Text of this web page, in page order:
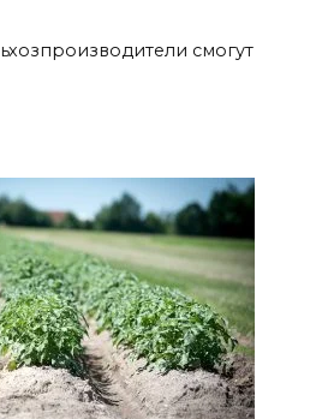
смогут